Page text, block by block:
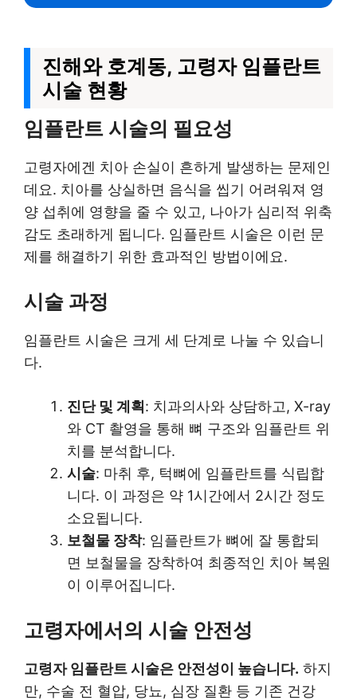
진해와 호계동, 고령자 임플란트
시술 현황
임플란트 시술의 필요성
고령자에겐 치아 손실이 흔하게 발생하는 문제인
데요. 치아를 상실하면 음식을 씹기 어려워져 영
양 섭취에 영향을 줄 수 있고, 나아가 심리적 위축
감도 초래하게 됩니다. 임플란트 시술은 이런 문
제를 해결하기 위한 효과적인 방법이에요.
시술 과정
임플란트 시술은 크게 세 단계로 나눌 수 있습니
다.
진단 및 계획 : 치과의사와 상담하고, X-ray
와 CT 촬영을 통해 뼈 구조와 임플란트 위
치를 분석합니다.
시술: 마취 후, 턱뼈에 임플란트를 식립합
니다. 이 과정은 약 1시간에서 2시간 정도
소요됩니다.
보철물 장착: 임플란트가 뼈에 잘 통합되
면 보철물을 장착하여 최종적인 치아 복원
이 이루어집니다.
고령자에서의 시술 안전성
고령자 임플란트 시술은 안전성이 높습니다. 하지
만, 수술 전 혈압, 당뇨, 심장 질환 등 기존 건강